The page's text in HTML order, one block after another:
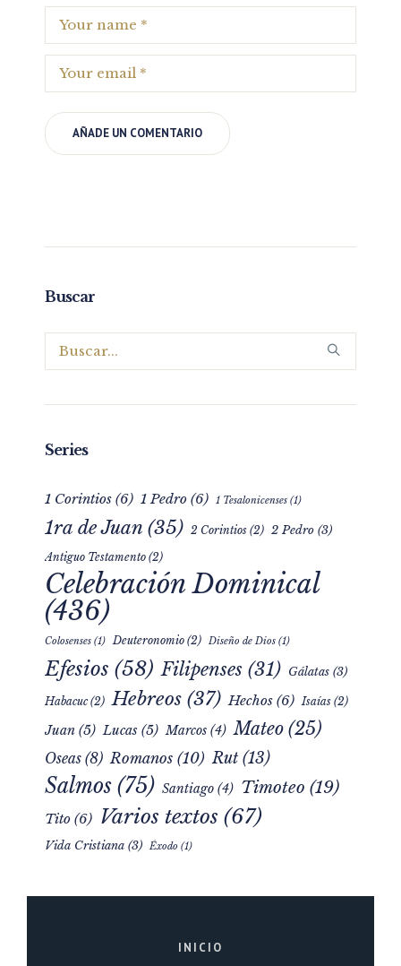
Buscar
Series
1 Corintios (6) 1 Pedro (6) 1 Tesalonicenses (1)
1ra de Juan (35) 2 Corintios (2) 2 Pedro (3)
Antiguo Testamento (2)
Celebración Dominical
(436)
Colosenses (1) Deuteronomio (2) Diseño de Dios (1)
Efesios (58) Filipenses (31) Gálatas (3)
Habacuc (2) Hebreos (37) Hechos (6) Isaías (2)
Juan (5) Lucas (5) Marcos (4) Mateo (25)
Oseas (8) Romanos (10) Rut(13)
Salmos (75) Santiago (4) Timoteo (19)
Tito (6) Varios textos (67)
Vida Cristiana (3) Éxodo (1)
INICIO